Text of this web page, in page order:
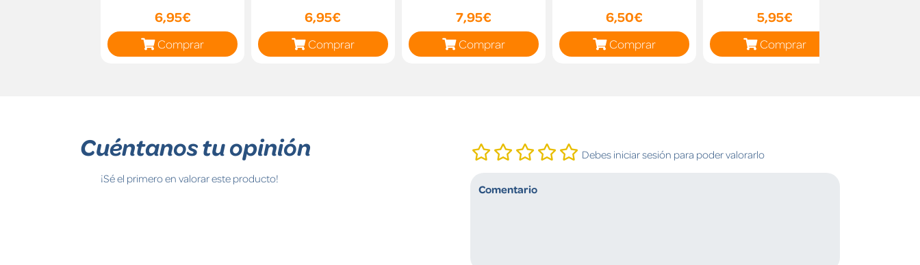
6,95€
Comprar
6,95€
Comprar
7,95€
Comprar
6,50€
Comprar
5,95€
Comprar
Cuéntanos tu opinión
¡Sé el primero en valorar este producto!
Debes iniciar sesión para poder valorarlo